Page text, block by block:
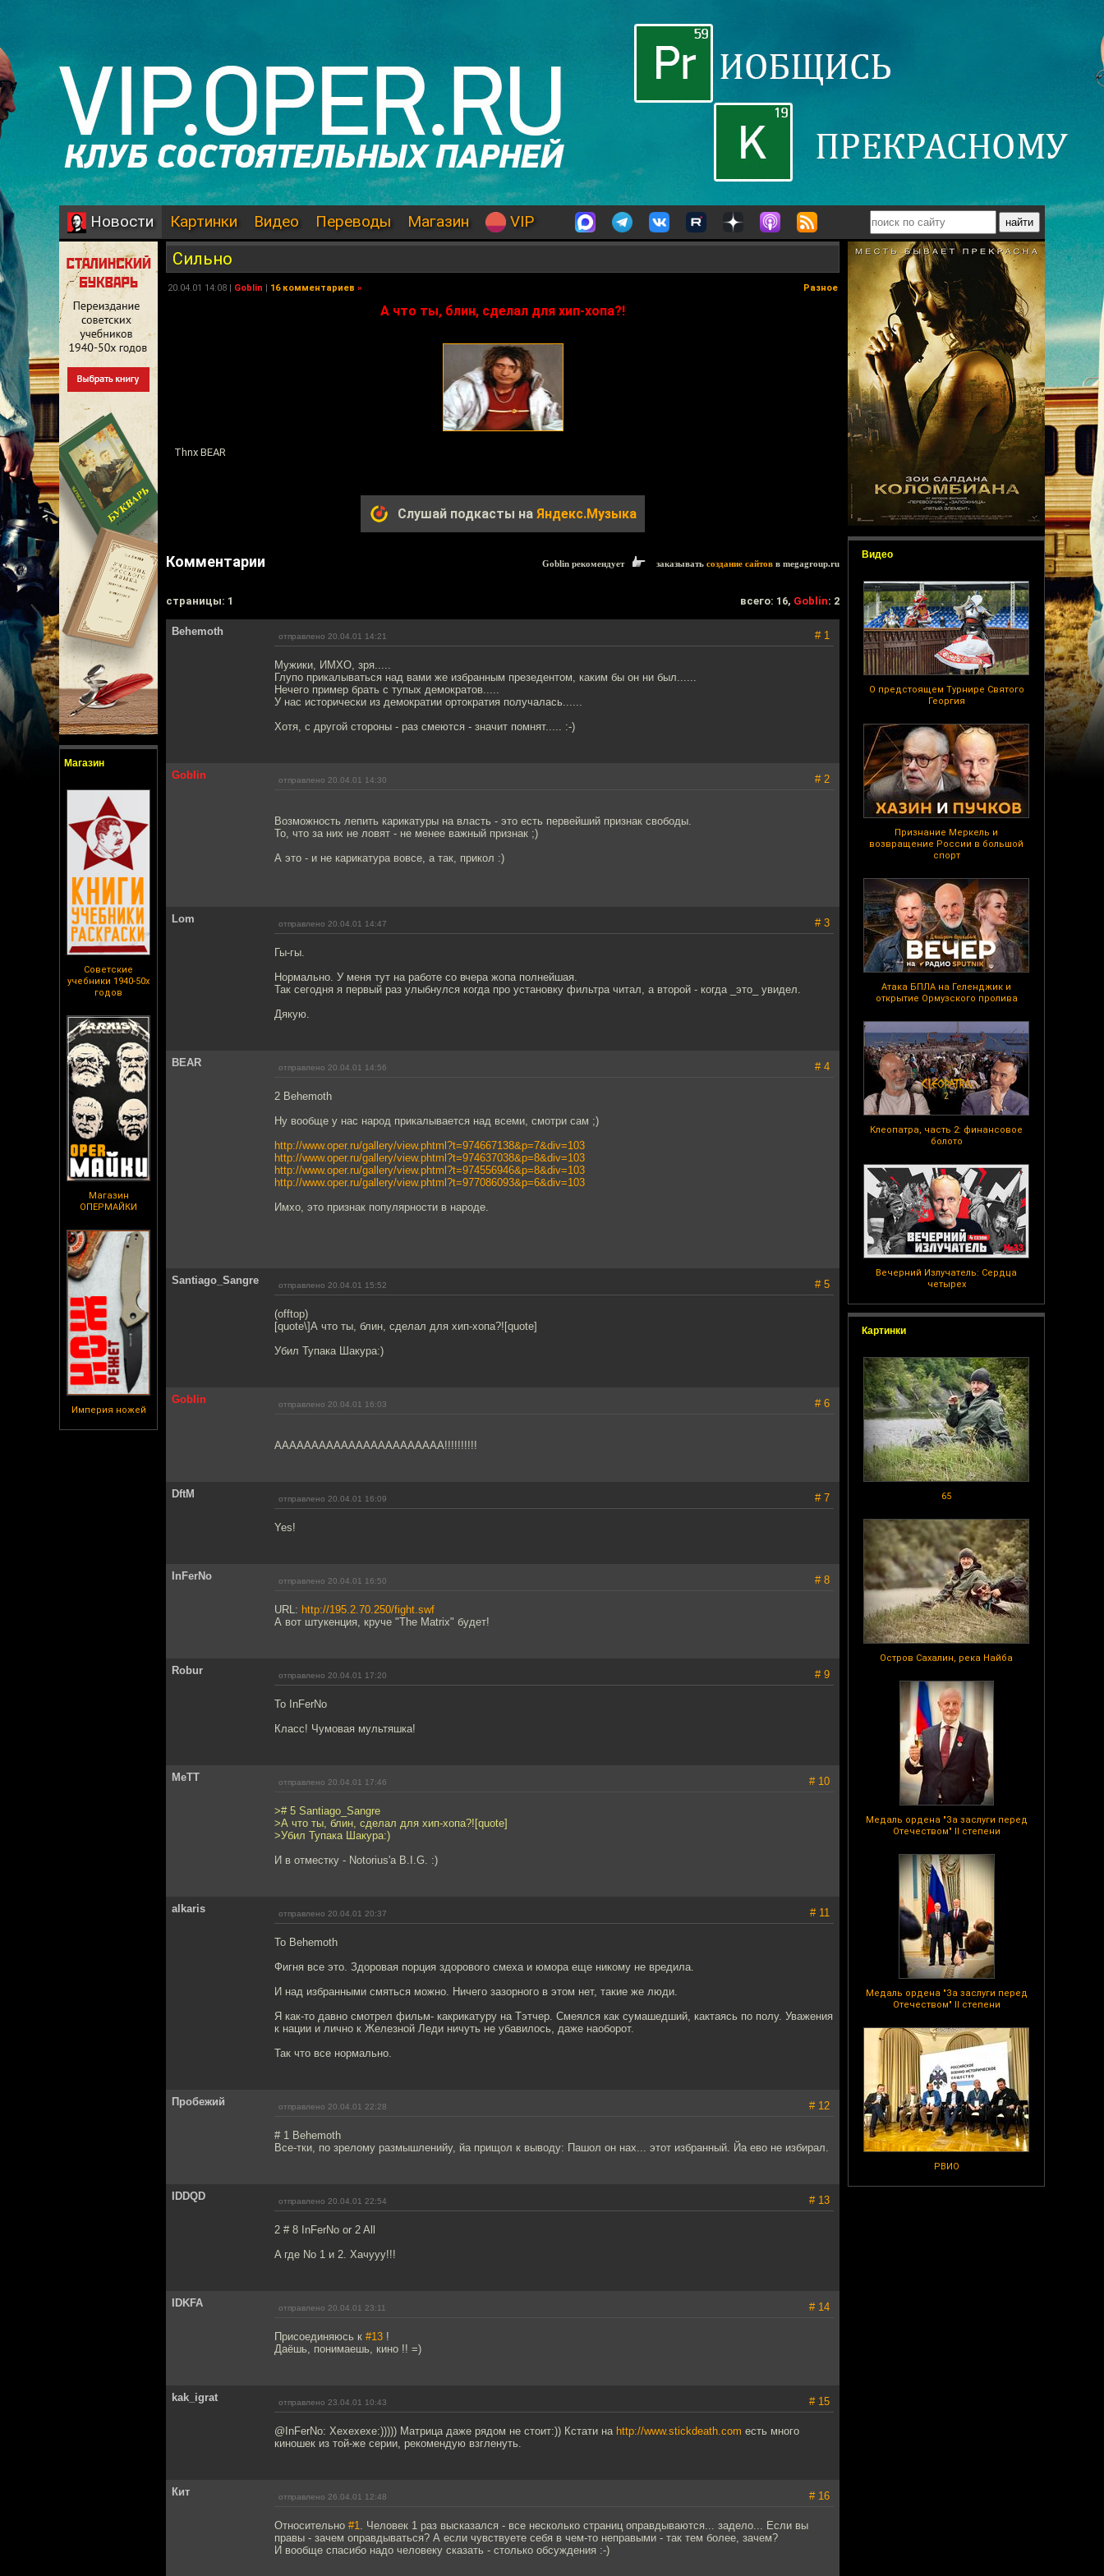
Новости Картинки Видео Переводы Магазин VIP
Магазин
Советские
учебники 1940-50х
годов
Магазин
ОПЕРМАЙКИ
Империя ножей
Видео
О предстоящем Турнире Святого
Георгия
Признание Меркель и
возвращение России в большой
спорт
Атака БПЛА на Геленджик и
открытие Ормузского пролива
Клеопатра, часть 2: финансовое
болото
Вечерний Излучатель: Сердца
четырех
Картинки
65
Остров Сахалин, река Найба
Медаль ордена "За заслуги перед
Отечеством" II степени
Медаль ордена "За заслуги перед
Отечеством" II степени
РВИО
Сильно
20.04.01 14:08 | Goblin | 16 комментариев » Разное
А что ты, блин, сделал для хип-хопа?!
Thnx BEAR
Слушай подкасты на Яндекс.Музыка
Комментарии Goblin рекомендует заказывать создание сайтов в megagroup.ru
cтраницы: 1 всего: 16, Goblin: 2
Behemoth отправлено 20.04.01 14:21 # 1
Мужики, ИМХО, зря.....
Глупо прикалываться над вами же избранным презедентом, каким бы он ни был......
Нечего пример брать с тупых демократов.....
У нас исторически из демократии ортократия получалась......
Хотя, с другой стороны - раз смеются - значит помнят..... :-)
Goblin отправлено 20.04.01 14:30 # 2
Возможность лепить карикатуры на власть - это есть первейший признак свободы.
То, что за них не ловят - не менее важный признак ;)
А это - и не карикатура вовсе, а так, прикол :)
Lom отправлено 20.04.01 14:47 # 3
Гы-гы.
Нормально. У меня тут на работе со вчера жопа полнейшая.
Так сегодня я первый раз улыбнулся когда про установку фильтра читал, а второй - когда _это_ увидел.
Дякую.
BEAR отправлено 20.04.01 14:56 # 4
2 Behemoth
Ну вообще у нас народ прикалывается над всеми, смотри сам ;)
http://www.oper.ru/gallery/view.phtml?t=974667138&p=7&div=103
http://www.oper.ru/gallery/view.phtml?t=974637038&p=8&div=103
http://www.oper.ru/gallery/view.phtml?t=974556946&p=8&div=103
http://www.oper.ru/gallery/view.phtml?t=977086093&p=6&div=103
Имхо, это признак популярности в народе.
Santiago_Sangre отправлено 20.04.01 15:52 # 5
(offtop)
[quote\]А что ты, блин, сделал для хип-хопа?![quote]
Убил Тупака Шакура:)
Goblin отправлено 20.04.01 16:03 # 6
ААААААААААААААААААААААА!!!!!!!!!!
DftM отправлено 20.04.01 16:09 # 7
Yes!
InFerNo отправлено 20.04.01 16:50 # 8
URL: http://195.2.70.250/fight.swf
А вот штукенция, круче "The Matrix" будет!
Robur отправлено 20.04.01 17:20 # 9
To InFerNo
Класс! Чумовая мультяшка!
MeTT отправлено 20.04.01 17:46 # 10
># 5 Santiago_Sangre
>А что ты, блин, сделал для хип-хопа?![quote]
>Убил Тупака Шакура:)
И в отместку - Notorius'а B.I.G. :)
alkaris отправлено 20.04.01 20:37 # 11
To Behemoth
Фигня все это. Здоровая порция здорового смеха и юмора еще никому не вредила.
И над избранными смяться можно. Ничего зазорного в этом нет, такие же люди.
Я как-то давно смотрел фильм- какрикатуру на Тэтчер. Смеялся как сумашедший, кактаясь по полу. Уважения
к нации и лично к Железной Леди ничуть не убавилось, даже наоборот.
Так что все нормально.
Пpобежий отправлено 20.04.01 22:28 # 12
# 1 Behemoth
Все-тки, по зрелому размышленийу, йа прищол к выводу: Пашол он нах... этот избранный. Йа ево не избирал.
IDDQD отправлено 20.04.01 22:54 # 13
2 # 8 InFerNo or 2 All
A где No 1 и 2. Хачууу!!!
IDKFA отправлено 20.04.01 23:11 # 14
Присоединяюсь к #13 !
Даёшь, понимаешь, кино !! =)
kak_igrat отправлено 23.04.01 10:43 # 15
@InFerNo: Хехехехе:))))) Матрица даже рядом не стоит:)) Кстати на http://www.stickdeath.com есть много
киношек из той-же серии, рекомендую взгленуть.
Кит отправлено 26.04.01 12:48 # 16
Относительно #1. Человек 1 раз высказался - все несколько страниц оправдываются... задело... Если вы
правы - зачем оправдываться? А если чувствуете себя в чем-то неправыми - так тем более, зачем?
И вообще спасибо надо человеку сказать - столько обсуждения :-)